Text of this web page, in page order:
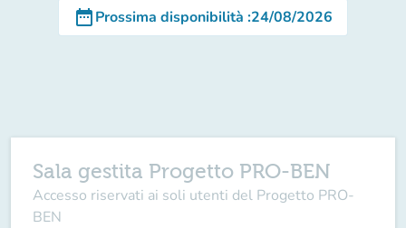
date_rangeProssima disponibilità :24/08/2026
Sala gestita Progetto PRO-BEN
Accesso riservati ai soli utenti del Progetto PRO-
BEN